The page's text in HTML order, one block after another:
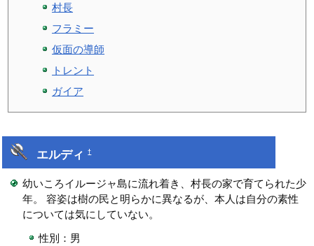
村長
フラミー
仮面の導師
トレント
ガイア
エルディ†
幼いころイルージャ島に流れ着き、村長の家で育てられた少
年。 容姿は樹の民と明らかに異なるが、本人は自分の素性
については気にしていない。
性別：男